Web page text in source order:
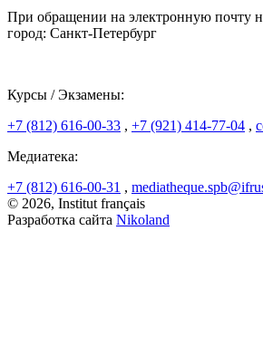
При обращении на электронную почту не
город: Санкт-Петербург
Курсы / Экзамены:
+7 (812) 616-00-33 , +7 (921) 414-77-04 ,
Медиатека:
+7 (812) 616-00-31 ,
© 2026, Institut français
Разработка сайта Nikoland